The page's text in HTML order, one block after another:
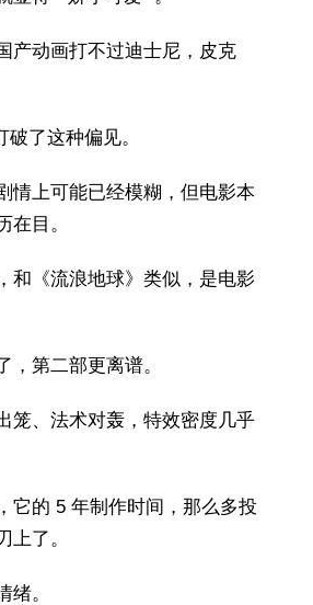
产动画打不过迪士尼，皮克
破了这种偏见。
情上可能已经模糊，但电影本
在目。
和《流浪地球》类似，是电影
，第二部更离谱。
笼、法术对轰，特效密度几乎
它的 5 年制作时间，那么多投
上了。
绪。